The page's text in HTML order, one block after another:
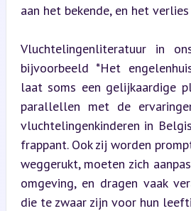
aan het bekende, en het
Vluchtelingenliteratuur in
bijvoorbeeld *Het
laat soms een gelijkaardige
parallellen met de
vluchtelingenkinderen in
frappant. Ook zij worden
weggerukt, moeten zich
omgeving, en dragen vaak
die te zwaar zijn voor hun